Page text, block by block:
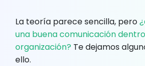
La teoría parece sencilla, pero
una buena comunicación
organización? Te dejamos
ello.